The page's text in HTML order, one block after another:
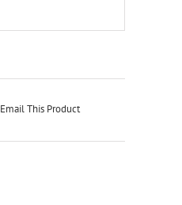
Email This Product